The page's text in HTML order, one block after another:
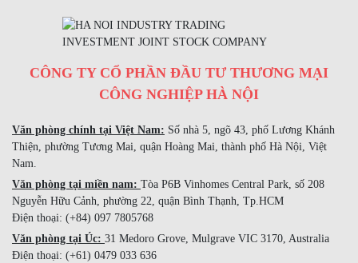
CÔNG TY CỔ PHẦN ĐẦU TƯ THƯƠNG MẠI
CÔNG NGHIỆP HÀ NỘI
Văn phòng chính tại Việt Nam: Số nhà 5, ngõ 43, phố Lương Khánh
Thiện, phường Tương Mai, quận Hoàng Mai, thành phố Hà Nội, Việt
Nam.
Văn phòng tại miền nam: Tòa P6B Vinhomes Central Park, số 208
Nguyễn Hữu Cảnh, phường 22, quận Bình Thạnh, Tp.HCM
Điện thoại: (+84) 097 7805768
Văn phòng tại Úc: 31 Medoro Grove, Mulgrave VIC 3170, Australia
Điện thoại: (+61) 0479 033 636